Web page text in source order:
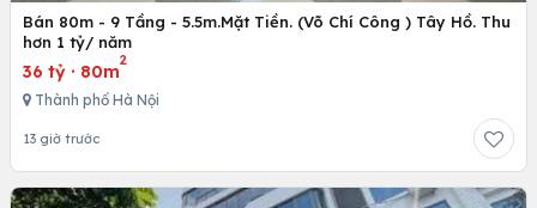
Bán 80m - 9 Tầng - 5.5m.Mặt Tiền. (Võ Chí Công ) Tây Hồ. Thu
hơn 1 tỷ/ năm
36 tỷ · 80m
2
Thành phố Hà Nội
13 giờ trước